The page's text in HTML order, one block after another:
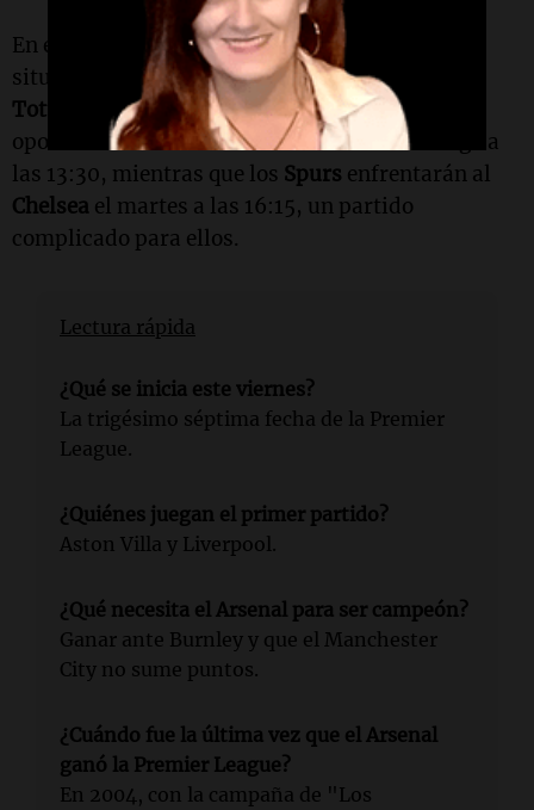
En el contexto de la lucha por no descender, la
situación es crítica entre elWest Ham
Tottenham. El primero tendrá una buena
oportunidad al visitar al
Newcastle
el domingo a
las 13:30, mientras que los Spurs enfrentarán al
Chelsea el martes a las 16:15, un partido
complicado para ellos.
Lectura rápida
¿Qué se inicia este viernes?
La trigésimo séptima fecha de la Premier
League.
¿Quiénes juegan el primer partido?
Aston Villa y Liverpool.
¿Qué necesita el Arsenal para ser campeón?
Ganar ante Burnley y que el Manchester
City no sume puntos.
¿Cuándo fue la última vez que el Arsenal
ganó la Premier League?
En 2004, con la campaña de "Los